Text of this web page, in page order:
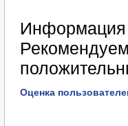
Информация
Оценка